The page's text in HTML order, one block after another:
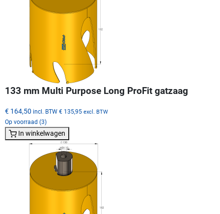
133 mm Multi Purpose Long ProFit gatzaag
€ 164,50 incl. BTW € 135,95 excl. BTW
Op voorraad (3)
In winkelwagen